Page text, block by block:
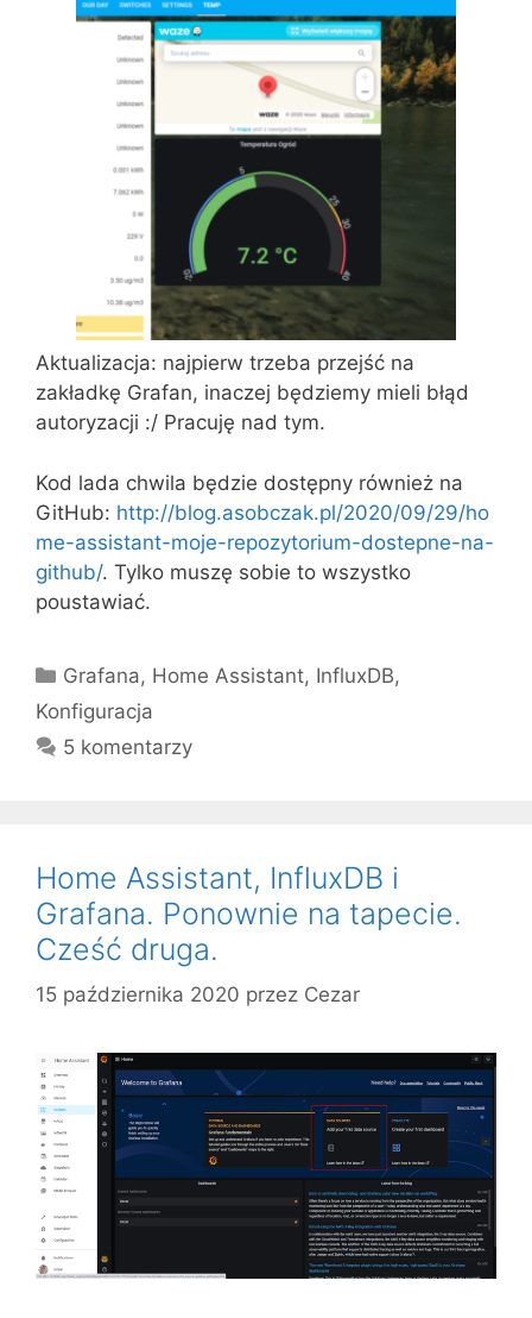
Aktualizacja: najpierw trzeba przejść na
zakładkę Grafan, inaczej będziemy mieli błąd
autoryzacji :/ Pracuję nad tym.
Kod lada chwila będzie dostępny również na
GitHub: http://blog.asobczak.pl/2020/09/29/ho
me-assistant-moje-repozytorium-dostepne-na-
github/. Tylko muszę sobie to wszystko
poustawiać.
Kategorie
Grafana, Home Assistant, InfluxDB,
Konfiguracja
5 komentarzy
Home Assistant, InfluxDB i
Grafana. Ponownie na tapecie.
Cześć druga.
15 października 2020 przez Cezar